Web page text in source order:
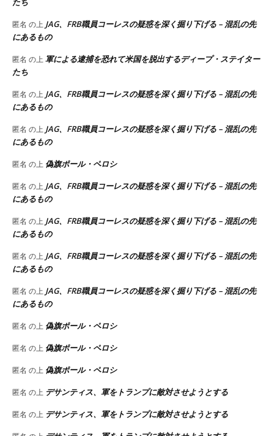
匿名 の上 JAG、FRB職員コーレスの疑惑を深く掘り下げる – 混乱の先
にあるもの
匿名 の上 軍による逮捕を恐れて米国を脱出するディープ・ステイター
たち
匿名 の上 JAG、FRB職員コーレスの疑惑を深く掘り下げる – 混乱の先
にあるもの
匿名 の上 JAG、FRB職員コーレスの疑惑を深く掘り下げる – 混乱の先
にあるもの
匿名 の上 偽旗ポール・ペロシ
匿名 の上 JAG、FRB職員コーレスの疑惑を深く掘り下げる – 混乱の先
にあるもの
匿名 の上 JAG、FRB職員コーレスの疑惑を深く掘り下げる – 混乱の先
にあるもの
匿名 の上 JAG、FRB職員コーレスの疑惑を深く掘り下げる – 混乱の先
にあるもの
匿名 の上 JAG、FRB職員コーレスの疑惑を深く掘り下げる – 混乱の先
にあるもの
匿名 の上 偽旗ポール・ペロシ
匿名 の上 偽旗ポール・ペロシ
匿名 の上 偽旗ポール・ペロシ
匿名 の上 デサンティス、軍をトランプに敵対させようとする
匿名 の上 デサンティス、軍をトランプに敵対させようとする